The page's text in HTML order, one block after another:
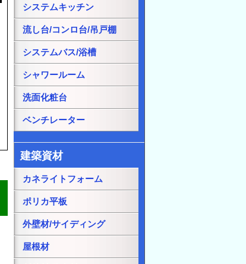
システムキッチン
流し台/コンロ台/吊戸棚
システムバス/浴槽
シャワールーム
洗面化粧台
ベンチレーター
建築資材
カネライトフォーム
ポリカ平板
外壁材/サイディング
屋根材